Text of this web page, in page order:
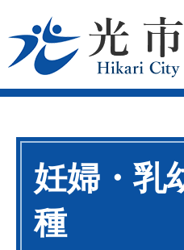
妊婦・乳
種